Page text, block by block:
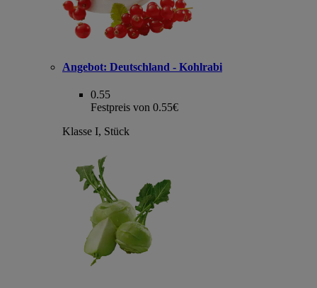
Angebot: Deutschland - Kohlrabi
0.55
Festpreis von 0.55€
Klasse I, Stück